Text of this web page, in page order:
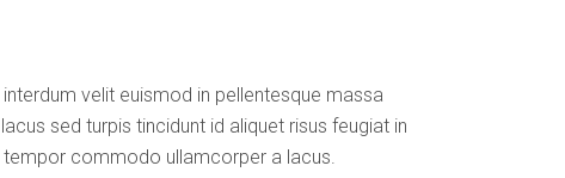
velit euismod in pellentesque massa
sed turpis tincidunt id aliquet risus feugiat in
commodo ullamcorper a lacus.